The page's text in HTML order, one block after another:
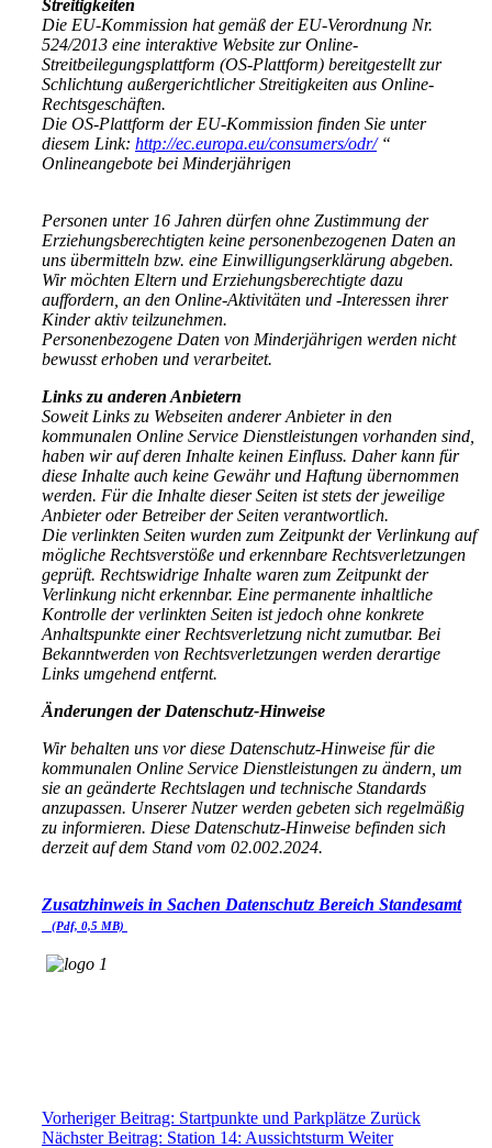
Streitigkeiten
Die EU-Kommission hat gemäß der EU-Verordnung Nr.
524/2013 eine interaktive Website zur Online-
Streitbeilegungsplattform (OS-Plattform) bereitgestellt zur
Schlichtung außergerichtlicher Streitigkeiten aus Online-
Rechtsgeschäften.
Die OS-Plattform der EU-Kommission finden Sie unter
diesem Link: http://ec.europa.eu/consumers/odr/“
Onlineangebote bei Minderjährigen
Personen unter 16 Jahren dürfen ohne Zustimmung der
Erziehungsberechtigten keine personenbezogenen Daten an
uns übermitteln bzw. eine Einwilligungserklärung abgeben.
Wir möchten Eltern und Erziehungsberechtigte dazu
auffordern, an den Online-Aktivitäten und -Interessen ihrer
Kinder aktiv teilzunehmen.
Personenbezogene Daten von Minderjährigen werden nicht
bewusst erhoben und verarbeitet.
Links zu anderen Anbietern
Soweit Links zu Webseiten anderer Anbieter in den
kommunalen Online Service Dienstleistungen vorhanden sind,
haben wir auf deren Inhalte keinen Einfluss. Daher kann für
diese Inhalte auch keine Gewähr und Haftung übernommen
werden. Für die Inhalte dieser Seiten ist stets der jeweilige
Anbieter oder Betreiber der Seiten verantwortlich.
Die verlinkten Seiten wurden zum Zeitpunkt der Verlinkung auf
mögliche Rechtsverstöße und erkennbare Rechtsverletzungen
geprüft. Rechtswidrige Inhalte waren zum Zeitpunkt der
Verlinkung nicht erkennbar. Eine permanente inhaltliche
Kontrolle der verlinkten Seiten ist jedoch ohne konkrete
Anhaltspunkte einer Rechtsverletzung nicht zumutbar. Bei
Bekanntwerden von Rechtsverletzungen werden derartige
Links umgehend entfernt.
Änderungen der Datenschutz-Hinweise
Wir behalten uns vor diese Datenschutz-Hinweise für die
kommunalen Online Service Dienstleistungen zu ändern, um
sie an geänderte Rechtslagen und technische Standards
anzupassen. Unserer Nutzer werden gebeten sich regelmäßig
zu informieren. Diese Datenschutz-Hinweise befinden sich
derzeit auf dem Stand vom 02.002.2024.
Zusatzhinweis in Sachen Datenschutz Bereich Standesamt
(Pdf, 0,5 MB)
Vorheriger Beitrag: Startpunkte und Parkplätze Zurück
Nächster Beitrag: Station 14: Aussichtsturm Weiter